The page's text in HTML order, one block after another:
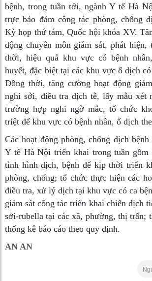
bệnh, trong tuần tới, ngành Y tế Hà
trực bảo đảm công tác phòng, chống
Kỳ họp thứ tám, Quốc hội khóa XV.
động chuyên môn giám sát, phát
thời, hiệu quả khu vực có bệnh
huyết, đặc biệt tại các khu vực ổ dịch
Đồng thời, tăng cường hoạt động
nghi sởi, điều tra dịch tễ, lấy mẫu xét
trường hợp nghi ngờ mắc, tổ chức
triệt để khu vực có bệnh nhân, ổ dịch
Các hoạt động phòng, chống dịch
Y tế Hà Nội triển khai trong tuần gồm
tình hình dịch, bệnh để kịp thời triển
phòng, chống; tổ chức thực hiện các
điều tra, xử lý dịch tại khu vực có ca
giám sát công tác triển khai chiến dịch
sởi-rubella tại các xã, phường, thị trấn;
thống kê báo cáo theo quy định.
AN AN